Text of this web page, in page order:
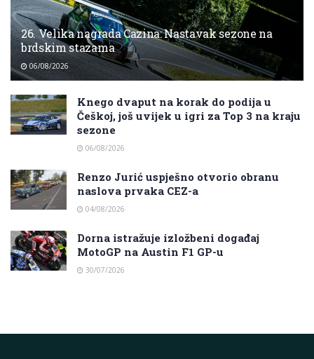
26. Velika nagrada Cazina: Nastavak sezone na
brdskim stazama
06/08/2026
Knego dvaput na korak do podija u
Češkoj, još uvijek u igri za Top 3 na kraju
sezone
06/08/2026
Renzo Jurić uspješno otvorio obranu
naslova prvaka CEZ-a
04/08/2026
Dorna istražuje izložbeni događaj
MotoGP na Austin F1 GP-u
30/07/2026